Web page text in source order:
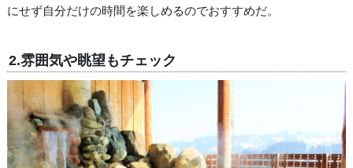
にせず自分だけの時間を楽しめるのでおすすめだ。
2.雰囲気や眺望もチェック